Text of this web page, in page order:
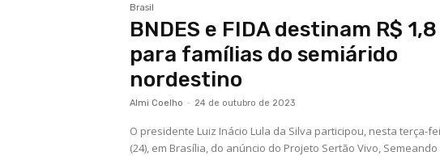
Brasil
BNDES e FIDA destinam R$
para famílias do semiárido
nordestino
Almi Coelho - 24 de outubro de 2023
O presidente Luiz Inácio Lula da Silva participou, nesta terça-
(24), em Brasília, do anúncio do Projeto Sertão Vivo, Semeando